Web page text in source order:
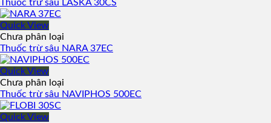
Thuốc trừ sâu LASKA 30CS
Quick View
Chưa phân loại
Thuốc trừ sâu NARA 37EC
Quick View
Chưa phân loại
Thuốc trừ sâu NAVIPHOS 500EC
Quick View